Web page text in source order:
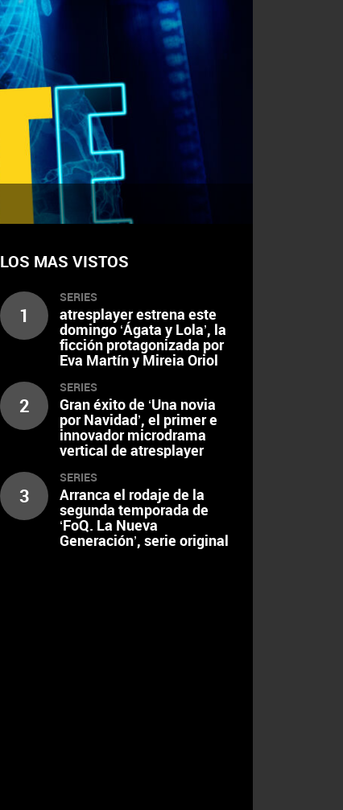
LOS MAS VISTOS
1
SERIES
atresplayer estrena este
domingo ‘Ágata y Lola’, la
ficción protagonizada por
Eva Martín y Mireia Oriol
2
SERIES
Gran éxito de ‘Una novia
por Navidad’, el primer e
innovador microdrama
vertical de atresplayer
3
SERIES
Arranca el rodaje de la
segunda temporada de
‘FoQ. La Nueva
Generación’, serie original